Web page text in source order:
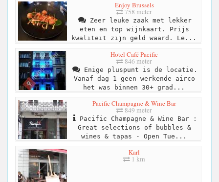
Enjoy Brussels
758 meter
Zeer leuke zaak met lekker
eten en top wijnkaart. Prijs
kwaliteit zijn geld waard. Le...
Hotel Café Pacific
846 meter
Enige pluspunt is de locatie.
Vanaf dag 1 geen werkende airco
het was binnen 30+ grad...
Pacific Champagne & Wine Bar
849 meter
Pacific Champagne & Wine Bar :
Great selections of bubbles &
wines & tapas - Open Tue...
Karl
1 km